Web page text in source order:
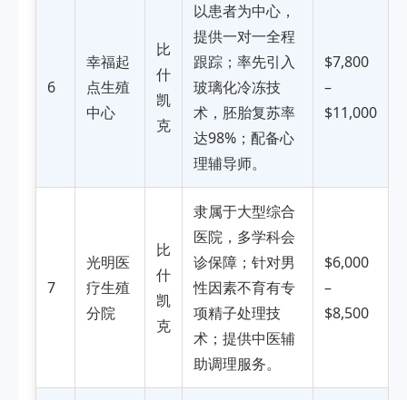
6
幸福起
点生殖
中心
比
什
凯
克
以患者为中心，
提供一对一全程
跟踪；率先引入
玻璃化冷冻技
术，胚胎复苏率
达98%；配备心
理辅导师。
$7,800
–
$11,000
7
光明医
疗生殖
分院
比
什
凯
克
隶属于大型综合
医院，多学科会
诊保障；针对男
性因素不育有专
项精子处理技
术；提供中医辅
助调理服务。
$6,000
–
$8,500